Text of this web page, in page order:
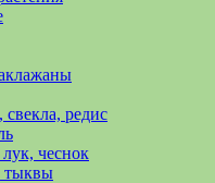
редис
чеснок
тыквы